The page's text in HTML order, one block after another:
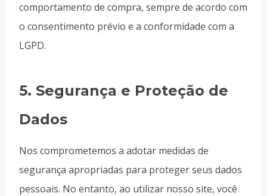
comportamento de compra, sempre de acordo com
o consentimento prévio e a conformidade com a
LGPD.
5. Segurança e Proteção de
Dados
Nos comprometemos a adotar medidas de
segurança apropriadas para proteger seus dados
pessoais. No entanto, ao utilizar nosso site, você